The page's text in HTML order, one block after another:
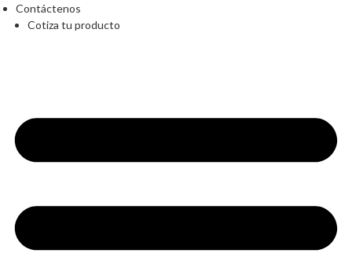
Contáctenos
Cotiza tu producto